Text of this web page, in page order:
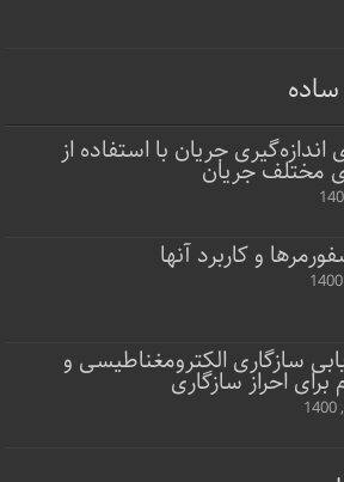
جریان با استفاده از
مختلف جریان
و کاربرد آنها
سازگاری الکترومغناطیسی و
برای احراز سازگاری